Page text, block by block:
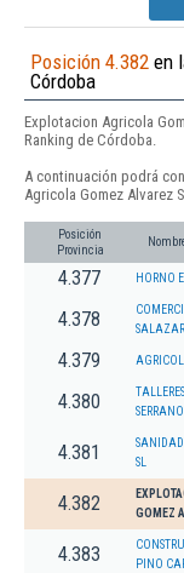
Posición 4.382 en
Córdoba
Explotacion Agricola
Ranking de Córdoba.
A continuación podrá
Agricola Gomez Alvarez
Posición
Provincia
4.377 HORNO
4.378
4.379
4.380
4.381
SANIDAD
SL
4.382
GOMEZ
4.383
PINO